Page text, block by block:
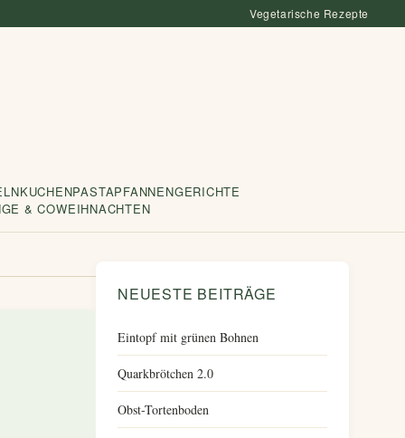
Vegetarische Rezepte
KUCHENPASTAPFANNENGERICHTE
& COWEIHNACHTEN
NEUESTE BEITRÄGE
Eintopf mit grünen Bohnen
Quarkbrötchen 2.0
Obst-Tortenboden